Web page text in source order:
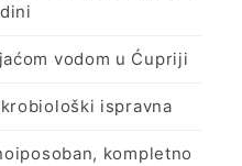
vodom u Ćupriji
ispravna
kompletno